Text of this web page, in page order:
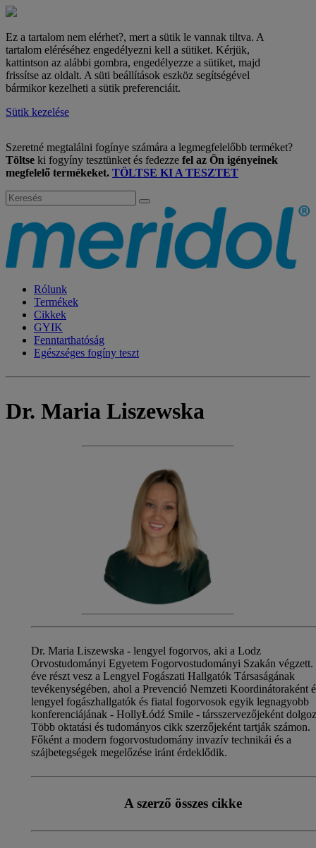
Ez a tartalom nem elérhet?, mert a sütik le vannak tiltva. A
tartalom eléréséhez engedélyezni kell a sütiket. Kérjük,
kattintson az alábbi gombra, engedélyezze a sütiket, majd
frissítse az oldalt. A süti beállítások eszköz segítségével
bármikor kezelheti a sütik preferenciáit.
Sütik kezelése
Szeretné megtalálni fogínye számára a legmegfelelőbb terméket?
Töltse ki fogyíny tesztünket és fedezze fel az Ön igényeinek
megfelelő termékeket. TÖLTSE KI A TESZTET
Rólunk
Termékek
Cikkek
GYIK
Fenntarthatóság
Egészséges fogíny teszt
Dr. Maria Liszewska
Dr. Maria Liszewska - lengyel fogorvos, aki a Lodz
Orvostudományi Egyetem Fogorvostudományi Szakán végzett.
éve részt vesz a Lengyel Fogászati Hallgatók Társaságának
tevékenységében, ahol a Prevenció Nemzeti Koordinátoraként
lengyel fogászhallgatók és fiatal fogorvosok egyik legnagyobb
konferenciájának - HollyŁódź Smile - társszervezőjeként
Több oktatási és tudományos cikk szerzőjeként tartják számon.
Főként a modern fogorvostudomány invazív technikái és a
szájbetegségek megelőzése iránt érdeklődik.
A szerző összes cikke